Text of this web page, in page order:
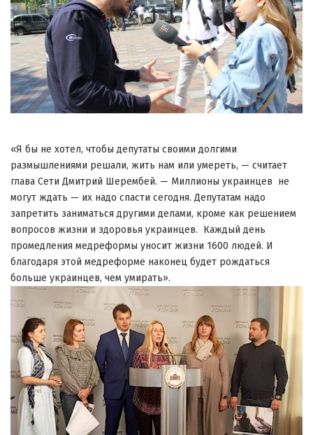
«Я бы не хотел, чтобы депутаты своими долгими
размышлениями решали, жить нам или умереть, — считает
глава Сети Дмитрий Шерембей. — Миллионы украинцев не
могут ждать — их надо спасти сегодня. Депутатам надо
запретить заниматься другими делами, кроме как решением
вопросов жизни и здоровья украинцев. Каждый день
промедления медреформы уносит жизни 1600 людей. И
благодаря этой медреформе наконец будет рождаться
больше украинцев, чем умирать».